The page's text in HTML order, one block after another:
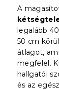
A
legalább
50 cm
átlagot,
megfelel.
hallgatói
és az